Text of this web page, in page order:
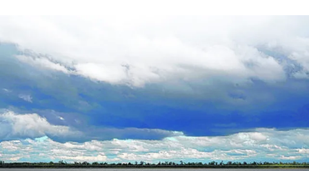
Clima
Agronegocios
Mercados